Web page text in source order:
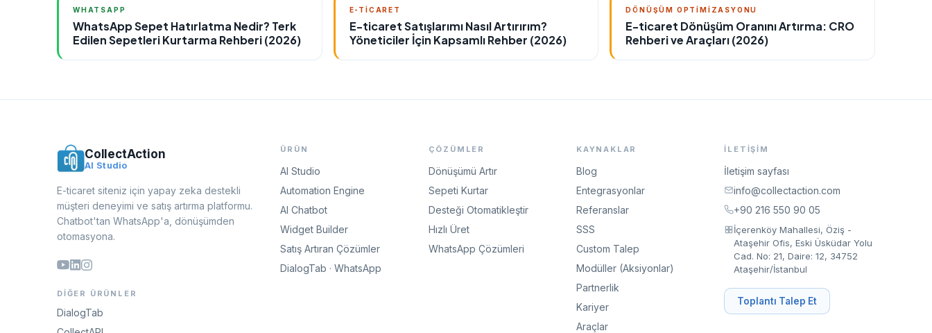
WHATSAPP
WhatsApp Sepet Hatırlatma Nedir? Terk
Edilen Sepetleri Kurtarma Rehberi (2026)
E-TICARET
E-ticaret Satışlarımı Nasıl Artırırım?
Yöneticiler İçin Kapsamlı Rehber (2026)
DÖNÜŞÜM OPTIMIZASYONU
E-ticaret Dönüşüm Oranını Artırma: CRO
Rehberi ve Araçları (2026)
CollectAction
AI Studio
E-ticaret siteniz için yapay zeka destekli
müşteri deneyimi ve satış artırma platformu.
Chatbot'tan WhatsApp'a, dönüşümden
otomasyona.
DIĞER ÜRÜNLER
DialogTab
ÜRÜN
AI Studio
Automation Engine
AI Chatbot
Widget Builder
Satış Artıran Çözümler
DialogTab · WhatsApp
ÇÖZÜMLER
Dönüşümü Artır
Sepeti Kurtar
Desteği Otomatikleştir
Hızlı Üret
WhatsApp Çözümleri
KAYNAKLAR
Blog
Entegrasyonlar
Referanslar
SSS
Custom Talep
Modüller (Aksiyonlar)
Partnerlik
Kariyer
Araçlar
İLETIŞIM
İletişim sayfası
info@collectaction.com
+90 216 550 90 05
İçerenköy Mahallesi, Öziş -
Ataşehir Ofis, Eski Üsküdar Yolu
Cad. No: 21, Daire: 12, 34752
Ataşehir/İstanbul
Toplantı Talep Et